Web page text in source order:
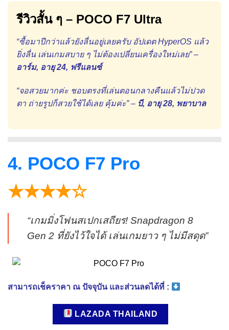
รีวิวสั้น ๆ – POCO F7 Ultra
“ซื้อมาปีกว่าแล้วยังลื่นอยู่เลยครับ อัปเดต HyperOS แล้ว
ยิ่งลื่น เล่นเกมสบาย ๆ ไม่ต้องเปลี่ยนเครื่องใหม่เลย” –
อาร์ม, อายุ 24, ฟรีแลนซ์
“จอสวยมากค่ะ ชอบตรงที่เล่นตอนกลางคืนแล้วไม่ปวด
ตา ถ่ายรูปก็สวยใช้ได้เลย คุ้มค่ะ” – บี, อายุ 28, พยาบาล
4. POCO F7 Pro
★★★★☆
“เกมมิ่งโฟนสเปกเสถียร! Snapdragon 8
Gen 2 ที่ยังไว้ใจได้ เล่นเกมยาว ๆ ไม่มีสดุด”
สามารถเช็คราคา ณ ปัจจุบัน และส่วนลดได้ที่ :
LAZADA THAILAND